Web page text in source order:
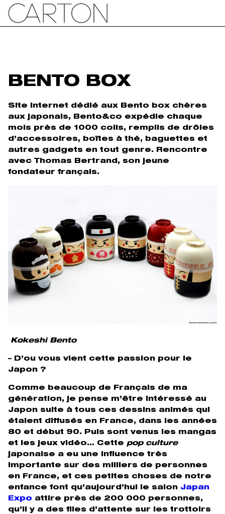
BENTO BOX
Site internet dédié aux Bento box chères
aux japonais, Bento&co expédie chaque
mois près de 1000 colis, remplis de drôles
d’accessoires, boîtes à thé, baguettes et
autres gadgets en tout genre. Rencontre
avec Thomas Bertrand, son jeune
fondateur français.
Kokeshi Bento
– D’ou vous vient cette passion pour le
Japon ?
Comme beaucoup de Français de ma
génération, je pense m’être intéressé au
Japon suite à tous ces dessins animés qui
étaient diffusés en France, dans les années
80 et début 90. Puis sont venus les mangas
et les jeux vidéo… Cette pop culture
japonaise a eu une influence très
importante sur des milliers de personnes
en France, et ces petites choses de notre
enfance font qu’aujourd’hui le salon Japan
Expo attire près de 200 000 personnes,
qu’il y a des files d’attente sur les trottoirs